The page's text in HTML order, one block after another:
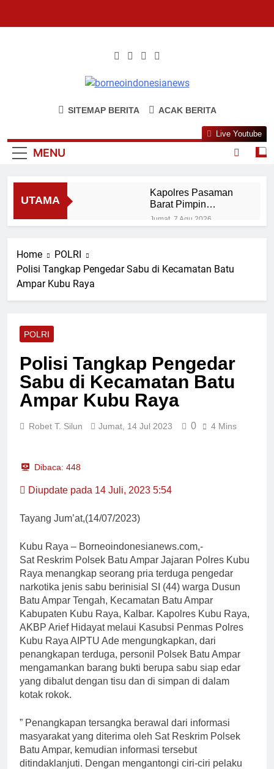
SITEMAP BERITA ACAK BERITA
MENU
Live Youtube
UTAMA
Kapolres Pasaman
Barat Pimpin
Kegiatan Kenal
Pamit dan
Jumat, 7 Agu 2026
Iptu Fifriki Candra Turun ke
Kapolres Pasaman Barat
Jumat, 7 Agu 2026
Bulan Bakti Pramuka 2026,
Lapas Pasir Pengaraian
Perkuat Sinergi dengan
Pemkab Rohul
Jumat, 7 Agu 2026
Kadis PUPR Rohul Pimpin
Bakti Sosial, Daur Ulang
Berlubang
Jumat, 7 Agu 2026
Home
POLRI
Polisi Tangkap Pengedar Sabu di Kecamatan Batu
Ampar Kubu Raya
POLRI
Polisi Tangkap Pengedar
Sabu di Kecamatan Batu
Ampar Kubu Raya
Robet T. Silun Jumat, 14 Jul 2023 0 4 Mins
Dibaca: 448
Diupdate pada 14 Juli, 2023 5:54
Tayang Jum’at,(14/07/2023)
Kubu Raya – Borneoindonesianews.com,-
Sat Reskrim Polsek Batu Ampar Jajaran Polres Kubu
Raya menangkap seorang pria terduga pengedar
narkotika jenis sabu berinisial SI (44) warga Dusun
Batu Ampar Tengah, Kecamatan Batu Ampar
Kabupaten Kubu Raya, Kalbar. Kapolres Kubu Raya,
AKBP Arief Hidayat melaui Kasubsi Penmas Polres
Kubu Raya AIPTU Ade mengungkapkan, dari
penangkapan terduga, personil Polsek Batu Ampar
mengamankan barang bukti berupa sabu siap edar
yang dibalut dengan tisu dan di simpan di dalam
kotak rokok.
” Penangkapan tersangka berawal dari informasi
masyarakat yang diterima oleh Sat Reskrim Polsek
Batu Ampar, kemudian informasi tersebut
ditindaklanjuti. Dengan mengantongi ciri-ciri pelaku